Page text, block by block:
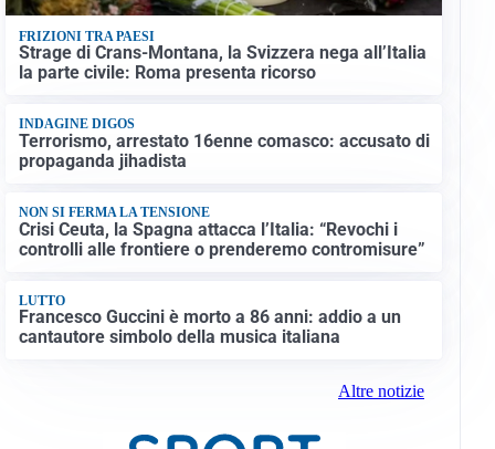
FRIZIONI TRA PAESI
Strage di Crans-Montana, la Svizzera nega all’Italia
la parte civile: Roma presenta ricorso
INDAGINE DIGOS
Terrorismo, arrestato 16enne comasco: accusato di
propaganda jihadista
NON SI FERMA LA TENSIONE
Crisi Ceuta, la Spagna attacca l’Italia: “Revochi i
controlli alle frontiere o prenderemo contromisure”
LUTTO
Francesco Guccini è morto a 86 anni: addio a un
cantautore simbolo della musica italiana
Altre notizie